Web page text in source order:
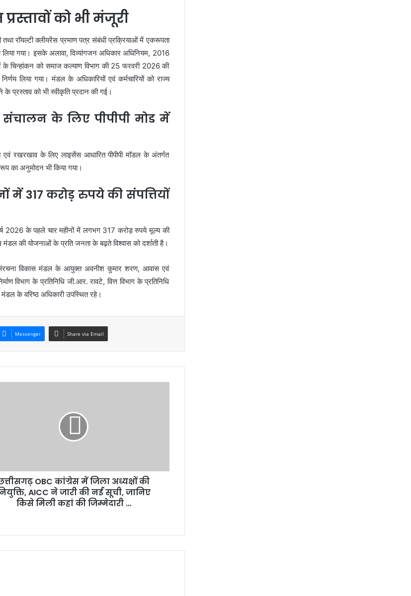
को भी मंजूरी
तथा रॉयल्टी क्लीयरेंस प्रमाण पत्र संबंधी प्रक्रियाओं में एकरूपता
गया। इसके अलावा, दिव्यांगजन अधिकार अधिनियम, 2016
के चिन्हांकन को समाज कल्याण विभाग की 25 फरवरी 2026 की
लिया गया। मंडल के अधिकारियों एवं कर्मचारियों को राज्य
के प्रस्ताव को भी स्वीकृति प्रदान की गई।
के लिए पीपीपी मोड में
रखरखाव के लिए लाइसेंस आधारित पीपीपी मॉडल के अंतर्गत
का अनुमोदन भी किया गया।
में 317 करोड़ रुपये की संपत्तियों
2026 के पहले चार महीनों में लगभग 317 करोड़ रुपये मूल्य की
की योजनाओं के प्रति जनता के बढ़ते विश्वास को दर्शाती है।
विकास मंडल के आयुक्त अवनीश कुमार शरण, आवास एवं
विभाग के प्रतिनिधि जी.आर. रावटे, वित्त विभाग के प्रतिनिधि
के वरिष्ठ अधिकारी उपस्थित रहे।
Messenger Share via Email
OBC कांग्रेस में जिला अध्यक्षों की
AICC ने जारी की नई सूची, जानिए
किसे मिली कहां की जिम्मेदारी …